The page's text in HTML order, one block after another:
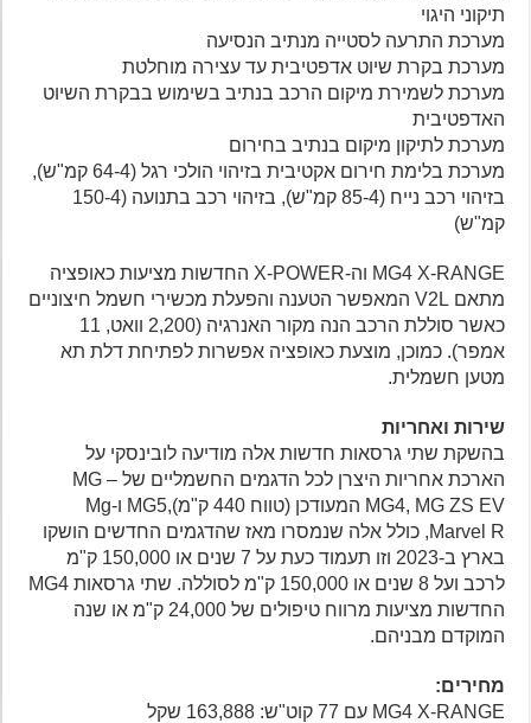
תיקוני היגוי
מערכת התרעה לסטייה מנתיב הנסיעה
מערכת בקרת שיוט אדפטיבית עד עצירה מוחלטת
מערכת לשמירת מיקום הרכב בנתיב בשימוש בבקרת השיוט
האדפטיבית
מערכת לתיקון מיקום בנתיב בחירום
מערכת בלימת חירום אקטיבית בזיהוי הולכי רגל (64-4 קמ"ש),
בזיהוי רכב נייח (85-4 קמ"ש), בזיהוי רכב בתנועה (150-4
קמ"ש)
MG4 X-RANGE וה-X-POWER החדשות מציעות כאופציה
מתאם V2L המאפשר הטענה והפעלת מכשירי חשמל חיצוניים
כאשר סוללת הרכב הנה מקור האנרגיה (2,200 וואט, 11
אמפר). כמוכן, מוצעת כאופציה אפשרות לפתיחת דלת תא
מטען חשמלית.
שירות ואחריות
בהשקת שתי גרסאות חדשות אלה מודיעה לובינסקי על
הארכת אחריות היצרן לכל הדגמים החשמליים של MG –
MG4, MG ZS EV המעודכן (טווח 440 ק"מ),MG5 ו-Mg
Marvel R, כולל אלה שנמסרו מאז שהדגמים החדשים הושקו
בארץ ב-2023 וזו תעמוד כעת על 7 שנים או 150,000 ק"מ
לרכב ועל 8 שנים או 150,000 ק"מ לסוללה. שתי גרסאות MG4
החדשות מציעות מרווח טיפולים של 24,000 ק"מ או שנה
המוקדם מבניהם.
מחירים:
MG4 X-RANGE עם 77 קוט"ש: 163,888 שקל